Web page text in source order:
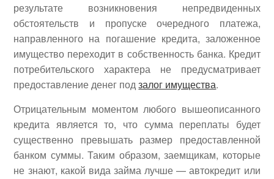
результате возникновения непредвиденных
обстоятельств и пропуске очередного платежа,
направленного на погашение кредита, заложенное
имущество переходит в собственность банка. Кредит
потребительского характера не предусматривает
предоставление денег подзалог имущества.
Отрицательным моментом любого вышеописанного
кредита является то, что сумма переплаты будет
существенно превышать размер предоставленной
банком суммы. Таким образом, заемщикам, которые
не знают, какой вида займа лучше — автокредит или